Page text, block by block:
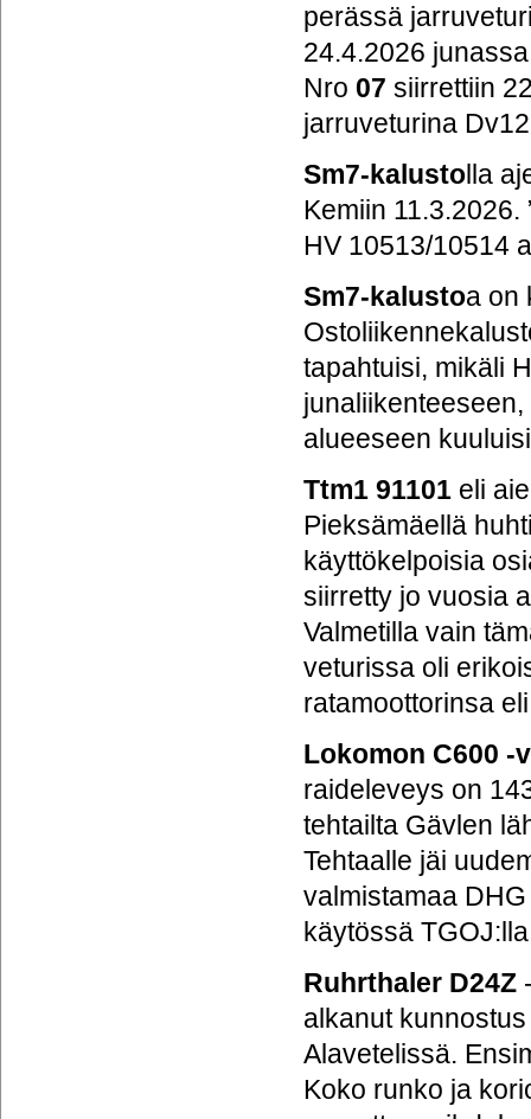
perässä
24.4.2026
Nro 07siirrettiin
jarruveturina
Sm7-kalusto lla
Kemiin 11.3.2026.
HV 10513/10514
Sm7-kalustoa on
tapahtuisi, mikäli
alueeseen
Ttm1 91101 eli
Pieksämäellä
käyttökelpoisia
siirretty jo vuosia
Valmetilla vain
veturissa oli
ratamoottorinsa
Lokomon C600 -
raideleveys on
tehtailta Gävlen
Tehtaalle jäi
valmistamaa
käytössä
Ruhrthaler D24Z
alkanut
Alavetelissä.
Koko runko ja